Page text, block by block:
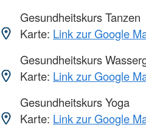
Gesundheitskurs Tanzen
Karte: Link zur Google
Gesundheitskurs
Karte: Link zur Google
Gesundheitskurs Yoga
Karte: Link zur Google